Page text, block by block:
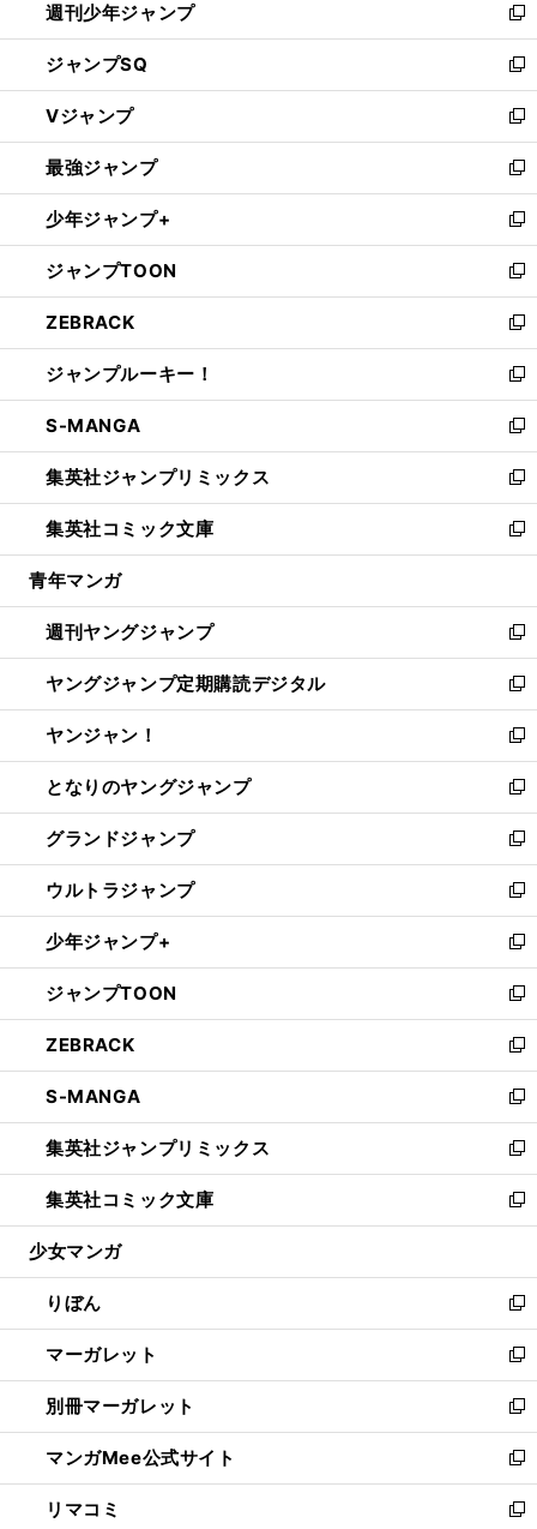
く
週刊少年ジャンプ
新
し
い
ウ
ィ
ン
ド
ウ
で
開
く
ジャンプSQ
新
し
い
ウ
ィ
ン
ド
ウ
で
開
く
Vジャンプ
新
し
い
ウ
ィ
ン
ド
ウ
で
開
く
最強ジャンプ
新
し
い
ウ
ィ
ン
ド
ウ
で
開
く
少年ジャンプ+
新
し
い
ウ
ィ
ン
ド
ウ
で
開
く
ジャンプTOON
新
し
い
ウ
ィ
ン
ド
ウ
で
開
く
ZEBRACK
新
し
い
ウ
ィ
ン
ド
ウ
で
開
ジャンプルーキー！
新
し
い
ウ
ィ
ン
ド
ウ
開
く
S-MANGA
新
し
い
ウ
ィ
ン
ウ
で
開
く
集英社ジャンプリミックス
新
し
い
ウ
ン
ド
ウ
で
開
く
集英社コミック文庫
新
し
ウ
ィ
ン
ド
ウ
で
開
く
青年マンガ
週刊ヤングジャンプ
新
し
い
ウ
ィ
ン
ド
ウ
で
開
く
ヤングジャンプ定期購読デジタル
新
し
い
ウ
ィ
ン
ド
ウ
で
開
く
ヤンジャン！
新
し
い
ウ
ィ
ン
ド
ウ
で
開
く
となりのヤングジャンプ
新
し
い
ウ
ィ
ン
ド
ウ
で
開
く
グランドジャンプ
新
し
い
ウ
ィ
ン
ド
ウ
で
開
く
ウルトラジャンプ
新
し
い
ウ
ィ
ン
ド
ウ
で
開
く
少年ジャンプ+
新
し
い
ウ
ィ
ン
ド
ウ
で
開
く
ジャンプTOON
新
し
い
ウ
ィ
ン
ド
ウ
で
開
ZEBRACK
新
し
い
ウ
ィ
ン
ド
ウ
開
く
S-MANGA
新
し
い
ウ
ィ
ン
ウ
で
開
く
集英社ジャンプリミックス
新
し
い
ウ
ン
ド
ウ
で
開
く
集英社コミック文庫
新
し
ウ
ィ
ン
ド
ウ
で
開
く
少女マンガ
りぼん
新
し
い
ウ
ィ
ン
ド
ウ
で
マーガレット
新
し
い
ウ
ィ
ン
ド
別冊マーガレット
新
し
い
ウ
ィ
マンガMee公式サイト
新
し
い
リマコミ 新